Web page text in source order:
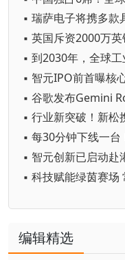
编辑精选